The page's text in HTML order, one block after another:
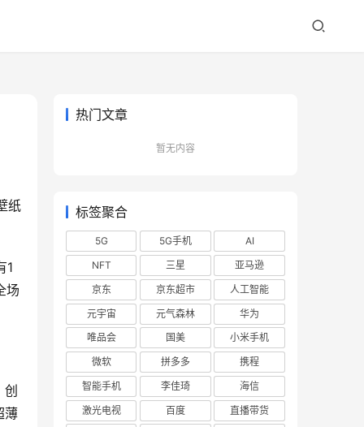
纸
1
场
薄
热门文章
暂无内容
标签聚合
5G 5G手机
AI
NFT
三星
亚马逊
京东
京东超市
人工智能
元宇宙
元气森林
华为
唯品会
国美
小米手机
微软
拼多多
携程
智能手机
李佳琦
海信
激光电视
百度
直播带货